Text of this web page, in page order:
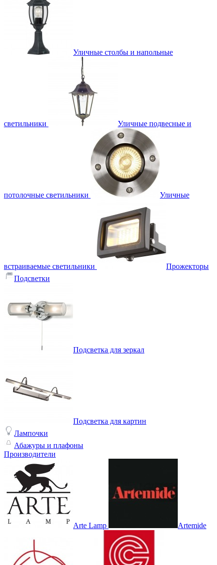
Уличные столбы и напольные
светильники Уличные подвесные и
потолочные светильники Уличные
встраиваемые светильники
Прожекторы
Подсветки
Подсветка для зеркал
Подсветка для картин
Лампочки
Абажуры и плафоны
Производители
Arte Lamp Artemide